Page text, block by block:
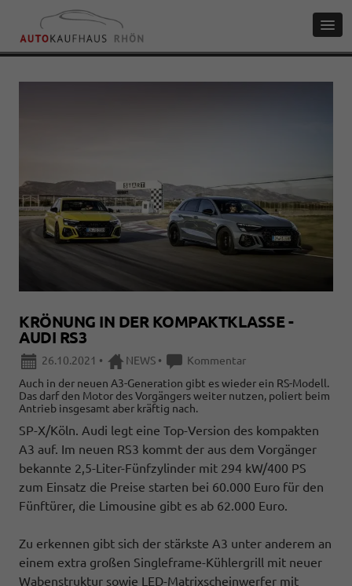
KRÖNUNG IN DER KOMPAKTKLASSE -
AUDI RS3
26.10.2021 • NEWS •
Kommentar
Auch in der neuen A3-Generation gibt es wieder ein RS-Modell.
Das darf den Motor des Vorgängers weiter nutzen, poliert beim
Antrieb insgesamt aber kräftig nach.
SP-X/Köln. Audi legt eine Top-Version des kompakten
A3 auf. Im neuen RS3 kommt der aus dem Vorgänger
bekannte 2,5-Liter-Fünfzylinder mit 294 kW/400 PS
zum Einsatz die Preise starten bei 60.000 Euro für den
Fünftürer, die Limousine gibt es ab 62.000 Euro.
Zu erkennen gibt sich der stärkste A3 unter anderem an
einem extra großen Singleframe-Kühlergrill mit neuer
Wabenstruktur sowie LED-Matrixscheinwerfer mit